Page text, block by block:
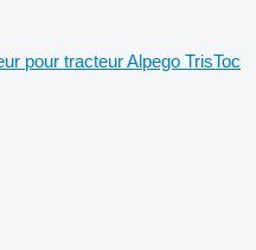
pour tracteur Alpego TrisToc